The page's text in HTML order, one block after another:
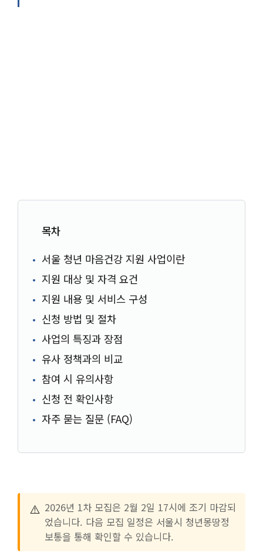
목차
서울 청년 마음건강 지원 사업이란
지원 대상 및 자격 요건
지원 내용 및 서비스 구성
신청 방법 및 절차
사업의 특징과 장점
유사 정책과의 비교
참여 시 유의사항
신청 전 확인사항
자주 묻는 질문 (FAQ)
⚠️ 2026년 1차 모집은 2월 2일 17시에 조기 마감되
었습니다. 다음 모집 일정은 서울시 청년몽땅정
보통을 통해 확인할 수 있습니다.